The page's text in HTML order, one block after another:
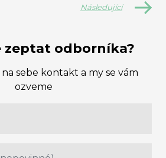
Následující
zeptat odborníka?
sebe kontakt a my se vám
ozveme